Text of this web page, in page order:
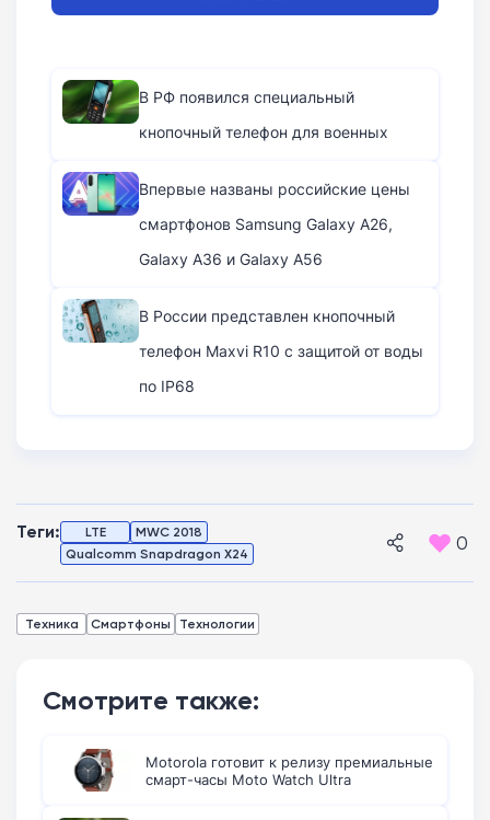
В РФ появился специальный
кнопочный телефон для военных
Впервые названы российские цены
смартфонов Samsung Galaxy A26,
Galaxy A36 и Galaxy A56
В России представлен кнопочный
телефон Maxvi R10 с защитой от воды
по IP68
Теги: LTE
MWC 2018
Qualcomm Snapdragon X24
0
Техника Смартфоны Технологии
Смотрите также:
Motorola готовит к релизу премиальные
смарт-часы Moto Watch Ultra